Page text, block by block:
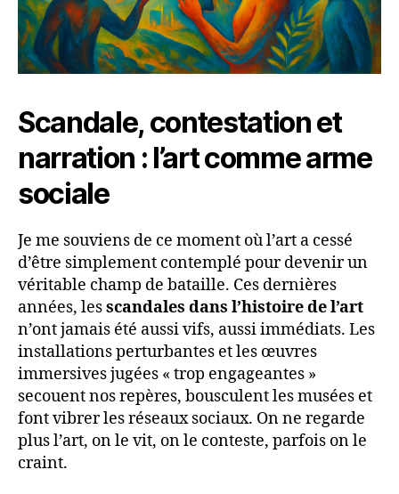
Scandale, contestation et
narration : l’art comme arme
sociale
Je me souviens de ce moment où l’art a cessé
d’être simplement contemplé pour devenir un
véritable champ de bataille. Ces dernières
années, lesscandales dans l’histoire de l’art
n’ont jamais été aussi vifs, aussi immédiats. Les
installations perturbantes et les œuvres
immersives jugées « trop engageantes »
secouent nos repères, bousculent les musées et
font vibrer les réseaux sociaux. On ne regarde
plus l’art, on le vit, on le conteste, parfois on le
craint.